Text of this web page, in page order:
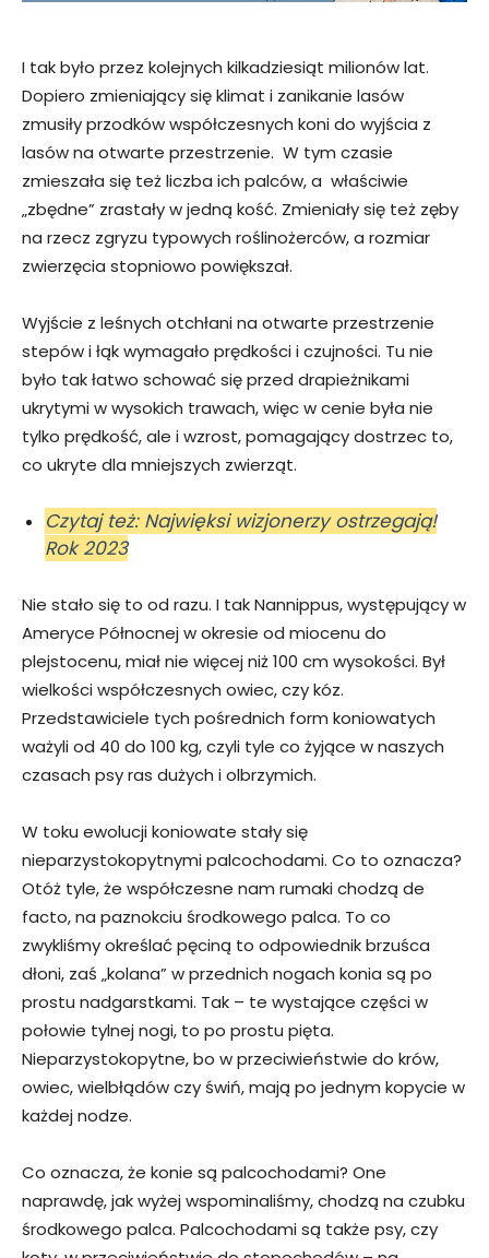
I tak było przez kolejnych kilkadziesiąt milionów lat.
Dopiero zmieniający się klimat i zanikanie lasów
zmusiły przodków współczesnych koni do wyjścia z
lasów na otwarte przestrzenie. W tym czasie
zmieszała się też liczba ich palców, a właściwie
„zbędne” zrastały w jedną kość. Zmieniały się też zęby
na rzecz zgryzu typowych roślinożerców, a rozmiar
zwierzęcia stopniowo powiększał.
Wyjście z leśnych otchłani na otwarte przestrzenie
stepów i łąk wymagało prędkości i czujności. Tu nie
było tak łatwo schować się przed drapieżnikami
ukrytymi w wysokich trawach, więc w cenie była nie
tylko prędkość, ale i wzrost, pomagający dostrzec to,
co ukryte dla mniejszych zwierząt.
Czytaj też: Najwięksi wizjonerzy ostrzegają!
Rok 2023
Nie stało się to od razu. I tak Nannippus, występujący w
Ameryce Północnej w okresie od miocenu do
plejstocenu, miał nie więcej niż 100 cm wysokości. Był
wielkości współczesnych owiec, czy kóz.
Przedstawiciele tych pośrednich form koniowatych
ważyli od 40 do 100 kg, czyli tyle co żyjące w naszych
czasach psy ras dużych i olbrzymich.
W toku ewolucji koniowate stały się
nieparzystokopytnymi palcochodami. Co to oznacza?
Otóż tyle, że współczesne nam rumaki chodzą de
facto, na paznokciu środkowego palca. To co
zwykliśmy określać pęciną to odpowiednik brzuśca
dłoni, zaś „kolana” w przednich nogach konia są po
prostu nadgarstkami. Tak – te wystające części w
połowie tylnej nogi, to po prostu pięta.
Nieparzystokopytne, bo w przeciwieństwie do krów,
owiec, wielbłądów czy świń, mają po jednym kopycie w
każdej nodze.
Co oznacza, że konie są palcochodami? One
naprawdę, jak wyżej wspominaliśmy, chodzą na czubku
środkowego palca. Palcochodami są także psy, czy